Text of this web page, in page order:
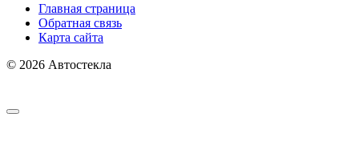
Главная страница
Обратная связь
Карта сайта
© 2026 Автостекла